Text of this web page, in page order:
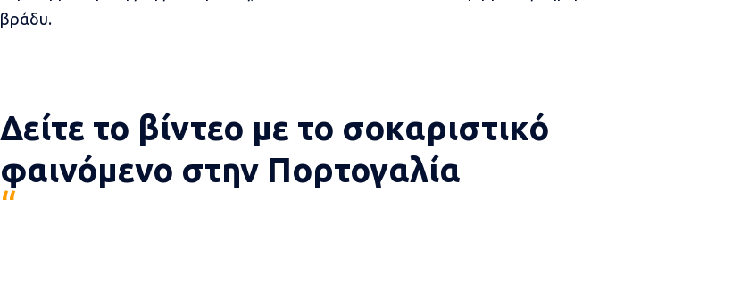
βράδυ.
Δείτε το βίντεο με το σοκαριστικό
φαινόμενο στην Πορτογαλία